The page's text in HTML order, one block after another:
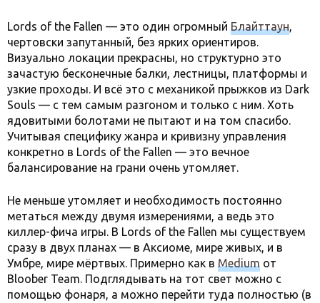
Lords of the Fallen — это один огромный Блайттаун,
чертовски запутанный, без ярких ориентиров.
Визуально локации прекрасны, но структурно это
зачастую бесконечные балки, лестницы, платформы и
узкие проходы. И всё это с механикой прыжков из Dark
Souls — с тем самым разгоном и только с ним. Хоть
ядовитыми болотами не пытают и на том спасибо.
Учитывая специфику жанра и кривизну управления
конкретно в Lords of the Fallen — это вечное
балансирование на грани очень утомляет.
Не меньше утомляет и необходимость постоянно
метаться между двумя измерениями, а ведь это
киллер-фича игры. В Lords of the Fallen мы существуем
сразу в двух планах — в Аксиоме, мире живых, и в
Умбре, мире мёртвых. Примерно как в Medium от
Bloober Team. Подглядывать на тот свет можно с
помощью фонаря, а можно перейти туда полностью (в